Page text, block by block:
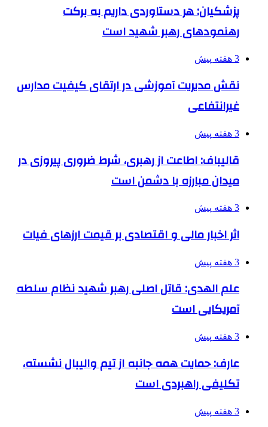
پزشکیان: هر دستاوردی داریم به برکت
رهنمودهای رهبر شهید است
3 هفته پیش
نقش مدیریت آموزشی در ارتقای کیفیت مدارس
غیرانتفاعی
3 هفته پیش
قالیباف: اطاعت از رهبری، شرط ضروری پیروزی در
میدان مبارزه با دشمن است
3 هفته پیش
اثر اخبار مالی و اقتصادی بر قیمت ارزهای فیات
3 هفته پیش
علم الهدی: قاتل اصلی رهبر شهید نظام سلطه
آمریکایی است
3 هفته پیش
عارف: حمایت همه جانبه از تیم والیبال نشسته،
تکلیفی راهبردی است
3 هفته پیش